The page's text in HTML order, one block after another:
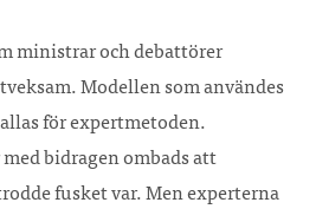
ministrar och debattörer
Modellen som användes
för expertmetoden.
bidragen ombads att
fusket var. Men experterna